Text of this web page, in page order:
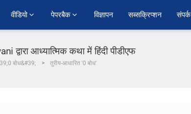
वीडियो पेपरबैक विज्ञापन सब्सक्रिप्शन
आध्यात्मिक कथा में हिंदी पीडीएफ
बोध&#39; तुरीय-आधारित '0 बोध'